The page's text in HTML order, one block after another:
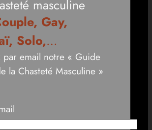
masculine
Gay,
Solo,…
par email notre « Guide
la Chasteté Masculine »